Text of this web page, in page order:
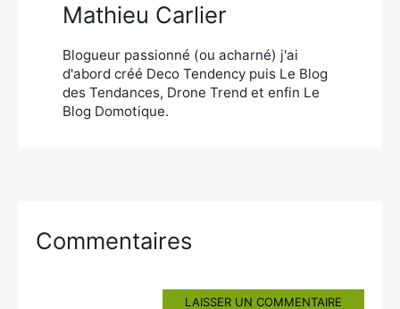
Mathieu Carlier
Blogueur passionné (ou acharné) j'ai
d'abord créé Deco Tendency puis Le Blog
des Tendances, Drone Trend et enfin Le
Blog Domotique.
Commentaires
LAISSER UN COMMENTAIRE
Rechercher
: